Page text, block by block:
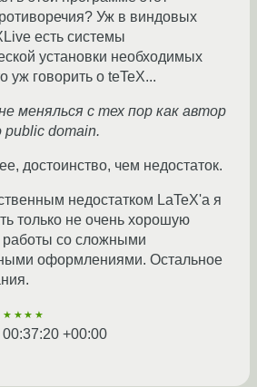
Уж в виндовых
есть системы
установки необходимых
уж говорить о teTeX...
менялься с тех пор как автор
public domain.
достоинство, чем недостаток.
недостатком LaTeX'а я
только не очень хорошую
работы со сложными
оформлениями. Остальное
★★★★
+00:00